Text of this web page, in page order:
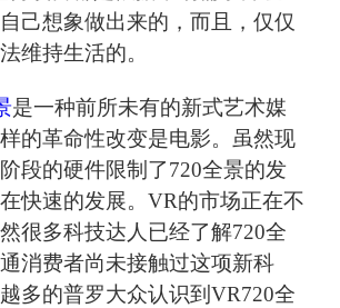
己想象做出来的，而且，仅仅
维持生活的。
是一种前所未有的新式艺术媒
的革命性改变是电影。虽然现
段的硬件限制了720全景的发
快速的发展。VR的市场正在不
很多科技达人已经了解720全
消费者尚未接触过这项新科
多的普罗大众认识到VR720全